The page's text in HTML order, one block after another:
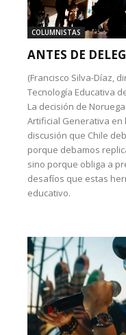
COLUMNISTAS
ANTES DE
(Francisco Silva-Díaz,
Tecnología Educativa
La decisión de
Artificial Generativa
discusión que Chile
porque debamos
sino porque obliga a
desafíos que estas
educativo.